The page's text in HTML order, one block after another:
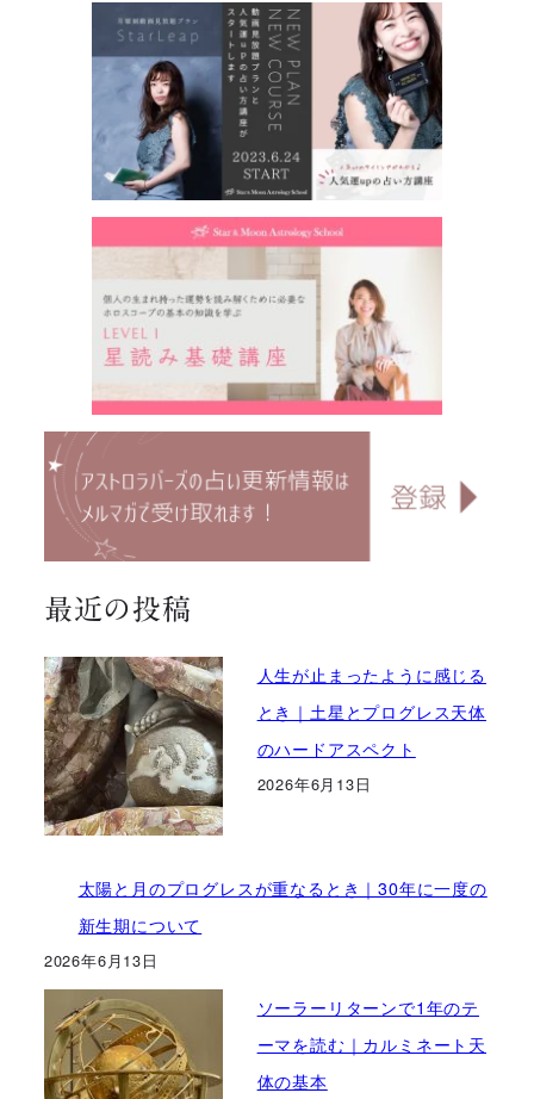
最近の投稿
人生が止まったように感じる
とき｜土星とプログレス天体
のハードアスペクト
2026年6月13日
太陽と月のプログレスが重なるとき｜30年に一度の
新生期について
2026年6月13日
ソーラーリターンで1年のテ
ーマを読む｜カルミネート天
体の基本